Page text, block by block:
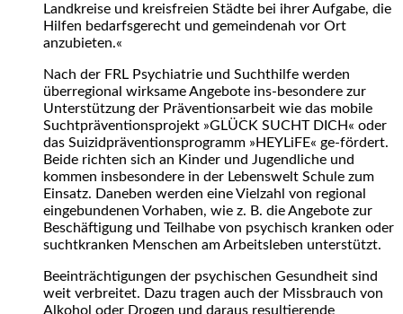
Landkreise und kreisfreien Städte bei ihrer Aufgabe, die
Hilfen bedarfsgerecht und gemeindenah vor Ort
anzubieten.«
Nach der FRL Psychiatrie und Suchthilfe werden
überregional wirksame Angebote ins-besondere zur
Unterstützung der Präventionsarbeit wie das mobile
Suchtpräventionsprojekt »GLÜCK SUCHT DICH« oder
das Suizidpräventionsprogramm »HEYLiFE« ge-fördert.
Beide richten sich an Kinder und Jugendliche und
kommen insbesondere in der Lebenswelt Schule zum
Einsatz. Daneben werden eine Vielzahl von regional
eingebundenen Vorhaben, wie z. B. die Angebote zur
Beschäftigung und Teilhabe von psychisch kranken oder
suchtkranken Menschen am Arbeitsleben unterstützt.
Beeinträchtigungen der psychischen Gesundheit sind
weit verbreitet. Dazu tragen auch der Missbrauch von
Alkohol oder Drogen und daraus resultierende